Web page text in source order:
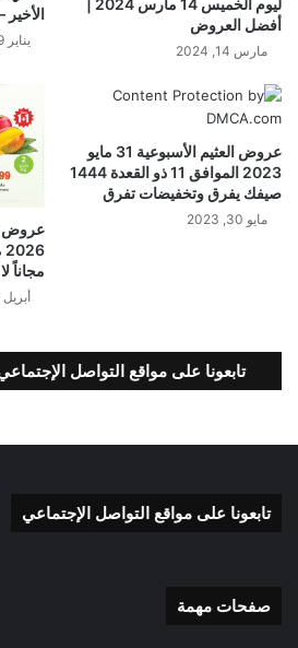
أفضل العروض
مارس 14, 2024
يناير 9, 2023
عروض العثيم الأسبوعية 31 مايو
2023 الموافق 11 ذو القعدة 1444
صيفك يفرق وتخفيضات تفرق
مايو 30, 2023
مجاناً
أبريل 12, 2026
تابعونا على مواقع التواصل
تابعونا على مواقع التواصل الإجتماعي
صفحات مهمة